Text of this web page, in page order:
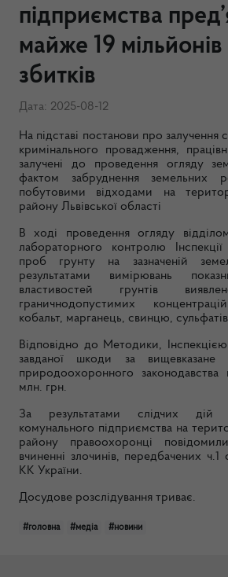
підприємства
майже 19
збитків
Дата: 2025-08-12
На підставі постанови про залучення
кримінального провадження,
залучені до проведення огляду
фактом забруднення земельних
побутовими відходами на
району Львівської області
В ході проведення огляду
лабораторного контролю
проб грунту на зазначеній
результатами вимірювань
властивостей грунтів
граничнодопустимих
кобальт, марганець, свинцю,
Відповідно до Методики,
завданої шкоди за вищевказане
природоохоронного
млн. грн.
За результатами слідчих дій
комунального підприємства на
району правоохоронці
вчиненні злочинів, передбачених ч.1
КК України.
Досудове розслідування триває.
#головна #медіа #новини